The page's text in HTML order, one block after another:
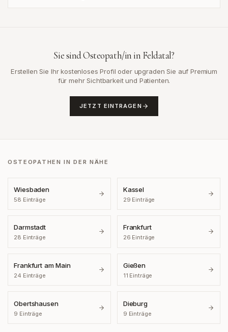
Sie sind Osteopath/in in Feldatal?
Erstellen Sie Ihr kostenloses Profil oder upgraden Sie auf Premium
für mehr Sichtbarkeit und Patienten.
JETZT EINTRAGEN
OSTEOPATHEN IN DER NÄHE
Wiesbaden
58 Einträge
Kassel
29 Einträge
Darmstadt
28 Einträge
Frankfurt
26 Einträge
Frankfurt am Main
24 Einträge
Gießen
11 Einträge
Obertshausen
9 Einträge
Dieburg
9 Einträge